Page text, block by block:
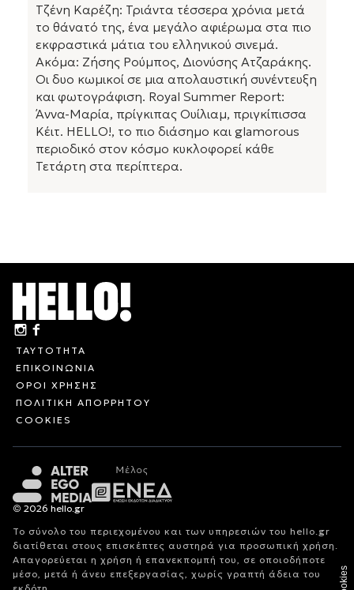
Τζένη Καρέζη: Τριάντα τέσσερα χρόνια μετά
το θάνατό της, ένα μεγάλο αφιέρωμα στα πιο
εκφραστικά μάτια του ελληνικού σινεμά.
Ακόμα: Ζήσης Ρούμπος, Διονύσης Ατζαράκης.
Οι δυο κωμικοί σε μια απολαυστική συνέντευξη
και φωτογράφιση. Royal Summer Report:
Άννα-Μαρία, πρίγκιπας Ουίλιαμ, πριγκίπισσα
Κέιτ. HELLO!, το πιο διάσημο και glamorous
περιοδικό στον κόσμο κυκλοφορεί κάθε
Τετάρτη στα περίπτερα.
ΤΑΥΤΟΤΗΤΑ
ΕΠΙΚΟΙΝΩΝΙΑ
ΟΡΟΙ ΧΡΗΣΗΣ
ΠΟΛΙΤΙΚΗ ΑΠΟΡΡΗΤΟΥ
COOKIES
© 2026 hello.gr
Το σύνολο του περιεχομένου και των υπηρεσιών του hello.gr
διατίθεται στους επισκέπτες αυστηρά για προσωπική χρήση.
Απαγορεύεται η χρήση ή επανεκπομπή του, σε οποιοδήποτε
μέσο, μετά ή άνευ επεξεργασίας, χωρίς γραπτή άδεια του